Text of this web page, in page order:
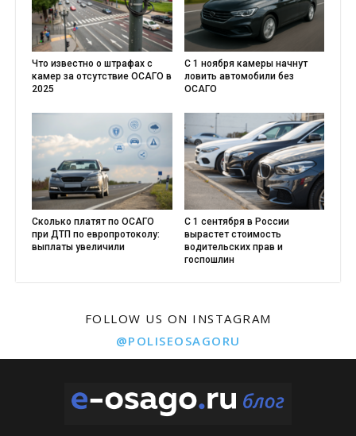
Что известно о штрафах с
камер за отсутствие ОСАГО в
2025
С 1 ноября камеры начнут
ловить автомобили без
ОСАГО
Сколько платят по ОСАГО
при ДТП по европротоколу:
выплаты увеличили
С 1 сентября в России
вырастет стоимость
водительских прав и
госпошлин
FOLLOW US ON INSTAGRAM
@POLISEOSAGORU